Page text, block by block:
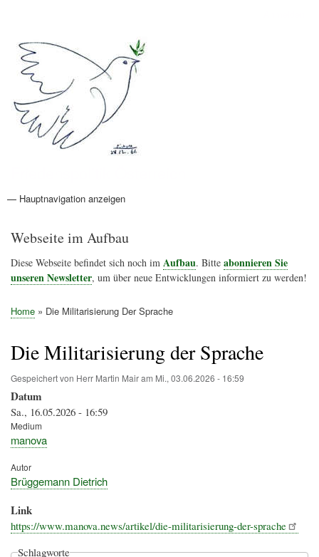
Hauptnavigation
— Hauptnavigation anzeigen
Aktionen
Friedensbewegung
Friedensprojekte
Home
Konflikte
Links
Narichtenlinks
News
Politik
Termine
Texte
Kunst
Friedensexperten
Friedensforschung
Friedensinitiativen
Friedensnachrichten
Webseite im Aufbau
Diese Webseite befindet sich noch im Aufbau. Bitte abonnieren Sie
unseren Newsletter, um über neue Entwicklungen informiert zu werden!
Home Die Militarisierung Der Sprache
Die Militarisierung der Sprache
Gespeichert von Herr Martin Mairam Mi., 03.06.2026 - 16:59
Datum
Sa., 16.05.2026 - 16:59
Medium
manova
Autor
Brüggemann Dietrich
Link
https://www.manova.news/artikel/die-militarisierung-der-sprache
Schlagworte